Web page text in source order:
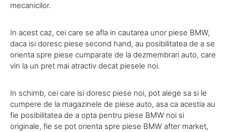
mecanicilor.
In acest caz, cei care se afla in cautarea unor piese BMW,
daca isi doresc piese second hand, au posibilitatea de a se
orienta spre piese cumparate de la dezmembrari auto, care
vin la un pret mai atractiv decat piesele noi.
In schimb, cei care isi doresc piese noi, pot alege sa si le
cumpere de la magazinele de piese auto, asa ca acestia au
fie posibilitatea de a opta pentru piese BMW noi si
originale, fie se pot orienta spre piese BMW after market,